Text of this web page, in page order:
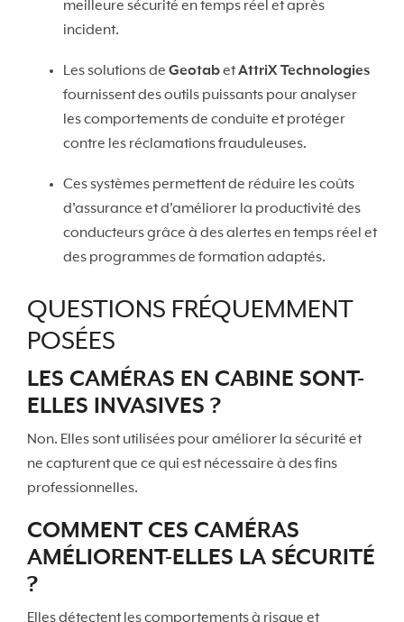
meilleure sécurité en temps réel et après
incident.
Les solutions de GeotabetAttriX Technologies
fournissent des outils puissants pour analyser
les comportements de conduite et protéger
contre les réclamations frauduleuses.
Ces systèmes permettent de réduire les coûts
d’assurance et d’améliorer la productivité des
conducteurs grâce à des alertes en temps réel et
des programmes de formation adaptés.
QUESTIONS FRÉQUEMMENT
POSÉES
LES CAMÉRAS EN CABINE SONT-
ELLES INVASIVES ?
Non. Elles sont utilisées pour améliorer la sécurité et
ne capturent que ce qui est nécessaire à des fins
professionnelles.
COMMENT CES CAMÉRAS
AMÉLIORENT-ELLES LA SÉCURITÉ
?
Elles détectent les comportements à risque et